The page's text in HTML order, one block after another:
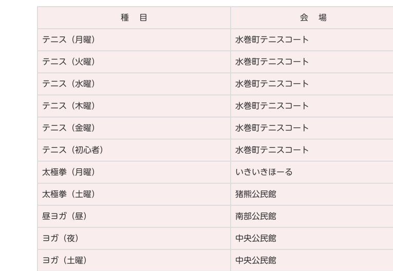
種 目 会 場
テニス（月曜） 水巻町テニスコート
テニス（火曜） 水巻町テニスコート
テニス（水曜） 水巻町テニスコート
テニス（木曜） 水巻町テニスコート
テニス（金曜） 水巻町テニスコート
テニス（初心者） 水巻町テニスコート
太極拳（月曜） いきいきほーる
太極拳（土曜） 猪熊公民館
昼ヨガ（昼） 南部公民館
ヨガ（夜） 中央公民館
ヨガ（土曜） 中央公民館